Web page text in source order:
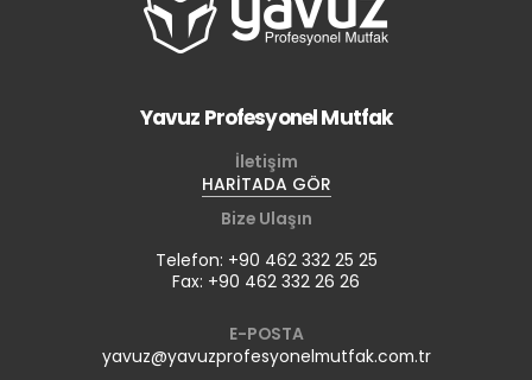
Yavuz Profesyonel Mutfak
İletişim
HARİTADA GÖR
Bize Ulaşın
Telefon: +90 462 332 25 25
Fax: +90 462 332 26 26
E-POSTA
yavuz@yavuzprofesyonelmutfak.com.tr